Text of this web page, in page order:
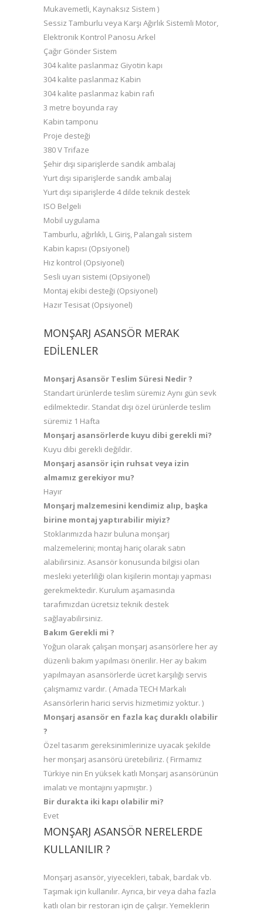
Mukavemetli, Kaynaksız Sistem )
Sessiz Tamburlu veya Karşı Ağırlık Sistemli Motor,
Elektronik Kontrol Panosu Arkel
Çağır Gönder Sistem
304 kalite paslanmaz Giyotin kapı
304 kalite paslanmaz Kabin
304 kalite paslanmaz kabin rafı
3 metre boyunda ray
Kabin tamponu
Proje desteği
380 V Trifaze
Şehir dışı siparişlerde sandık ambalaj
Yurt dışı siparişlerde sandık ambalaj
Yurt dışı siparişlerde 4 dilde teknik destek
ISO Belgeli
Mobil uygulama
Tamburlu, ağırlıklı, L Giriş, Palangalı sistem
Kabin kapısı (Opsiyonel)
Hız kontrol (Opsiyonel)
Sesli uyarı sistemi (Opsiyonel)
Montaj ekibi desteği (Opsiyonel)
Hazır Tesisat (Opsiyonel)
MONŞARJ ASANSÖR MERAK
EDILENLER
Monşarj Asansör Teslim Süresi Nedir ?
Standart ürünlerde teslim süremiz Aynı gün sevk
edilmektedir. Standat dışı özel ürünlerde teslim
süremiz 1 Hafta
Monşarj asansörlerde kuyu dibi gerekli mi?
Kuyu dibi gerekli değildir.
Monşarj asansör için ruhsat veya izin
almamız gerekiyor mu?
Hayır
Monşarj malzemesini kendimiz alıp, başka
birine montaj yaptırabilir miyiz?
Stoklarımızda hazır buluna monşarj
malzemelerini; montaj hariç olarak satın
alabilirsiniz. Asansör konusunda bilgisi olan
mesleki yeterliliği olan kişilerin montajı yapması
gerekmektedir. Kurulum aşamasında
tarafımızdan ücretsiz teknik destek
sağlayabilirsiniz.
Bakım Gerekli mi ?
Yoğun olarak çalışan monşarj asansörlere her ay
düzenli bakım yapılması önerilir. Her ay bakım
yapılmayan asansörlerde ücret karşılığı servis
çalışmamız vardır. ( Amada TECH Markalı
Asansörlerin harici servis hizmetimiz yoktur. )
Monşarj asansör en fazla kaç duraklı olabilir
?
Özel tasarım gereksinimlerinize uyacak şekilde
her monşarj asansörü üretebiliriz. ( Firmamız
Türkiye nin En yüksek katlı Monşarj asansörünün
imalatı ve montajını yapmıştır. )
Bir durakta iki kapı olabilir mi?
Evet
MONŞARJ ASANSÖR NERELERDE
KULLANILIR ?
Monşarj asansör, yiyecekleri, tabak, bardak vb.
Taşımak için kullanılır. Ayrıca, bir veya daha fazla
katlı olan bir restoran için de çalışır. Yemeklerin